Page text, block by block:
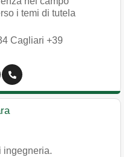
i temi di tutela
Cagliari +39
ingegneria.